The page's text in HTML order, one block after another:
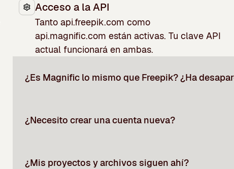
Acceso a la API
Tanto api.freepik.com como
api.magnific.com están activas. Tu clave API
actual funcionará en ambas.
¿Es Magnific lo mismo que Freepik? ¿Ha
¿Necesito crear una cuenta nueva?
¿Mis proyectos y archivos siguen ahí?